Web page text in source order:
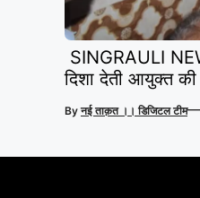
SINGRAULI
दिशा देती आयुक्त
Byनई ताक़त ।। डिजिटल टीम